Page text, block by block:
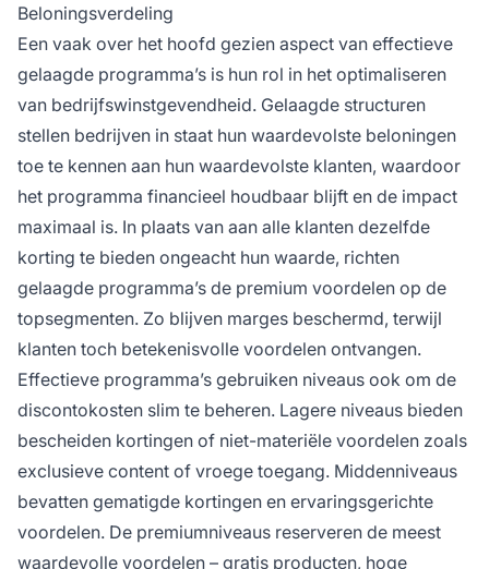
Beloningsverdeling
Een vaak over het hoofd gezien aspect van effectieve
gelaagde programma’s is hun rol in het optimaliseren
van bedrijfswinstgevendheid. Gelaagde structuren
stellen bedrijven in staat hun waardevolste beloningen
toe te kennen aan hun waardevolste klanten, waardoor
het programma financieel houdbaar blijft en de impact
maximaal is. In plaats van aan alle klanten dezelfde
korting te bieden ongeacht hun waarde, richten
gelaagde programma’s de premium voordelen op de
topsegmenten. Zo blijven marges beschermd, terwijl
klanten toch betekenisvolle voordelen ontvangen.
Effectieve programma’s gebruiken niveaus ook om de
discontokosten slim te beheren. Lagere niveaus bieden
bescheiden kortingen of niet-materiële voordelen zoals
exclusieve content of vroege toegang. Middenniveaus
bevatten gematigde kortingen en ervaringsgerichte
voordelen. De premiumniveaus reserveren de meest
waardevolle voordelen – gratis producten, hoge